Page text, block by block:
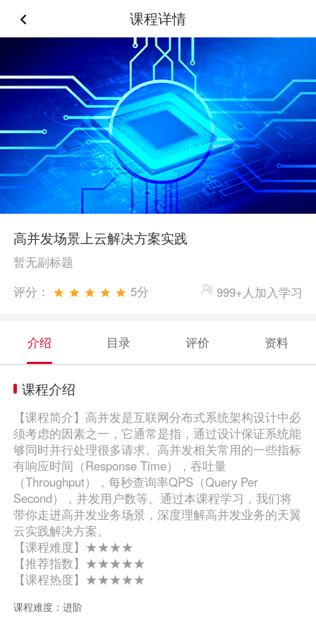
课程详情
高并发场景上云解决方案实践
暂无副标题
评分：
5分 999+人加入学习
介绍 目录 评价 资料
课程介绍
【课程简介】高并发是互联网分布式系统架构设计中必
须考虑的因素之一，它通常是指，通过设计保证系统能
够同时并行处理很多请求。高并发相关常用的一些指标
有响应时间（Response Time），吞吐量
（Throughput），每秒查询率QPS（Query Per
Second），并发用户数等。通过本课程学习，我们将
带你走进高并发业务场景，深度理解高并发业务的天翼
云实践解决方案。
【课程难度】★★★★
【推荐指数】★★★★★
【课程热度】★★★★★
课程难度：进阶